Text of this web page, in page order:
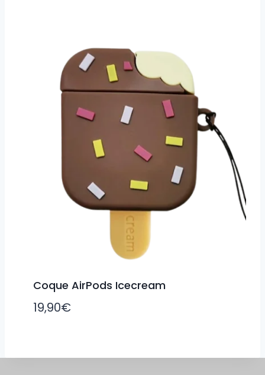
Coque AirPods Icecream
19,90€